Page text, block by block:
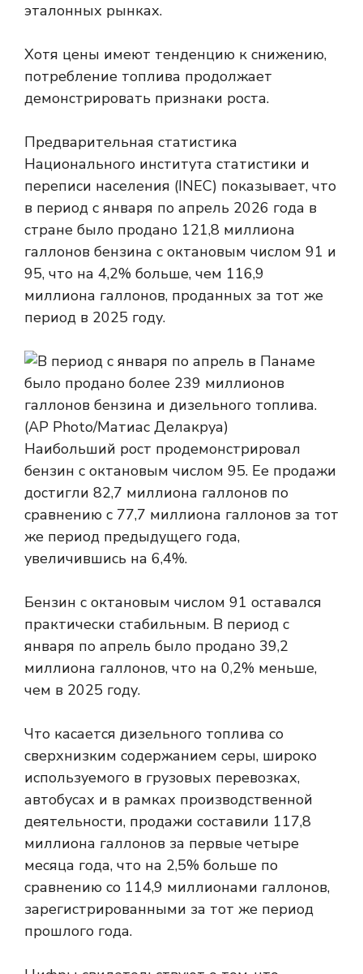
эталонных рынках.
Хотя цены имеют тенденцию к снижению,
потребление топлива продолжает
демонстрировать признаки роста.
Предварительная статистика
Национального института статистики и
переписи населения (INEC) показывает, что
в период с января по апрель 2026 года в
стране было продано 121,8 миллиона
галлонов бензина с октановым числом 91 и
95, что на 4,2% больше, чем 116,9
миллиона галлонов, проданных за тот же
период в 2025 году.
Наибольший рост продемонстрировал
бензин с октановым числом 95. Ее продажи
достигли 82,7 миллиона галлонов по
сравнению с 77,7 миллиона галлонов за тот
же период предыдущего года,
увеличившись на 6,4%.
Бензин с октановым числом 91 оставался
практически стабильным. В период с
января по апрель было продано 39,2
миллиона галлонов, что на 0,2% меньше,
чем в 2025 году.
Что касается дизельного топлива со
сверхнизким содержанием серы, широко
используемого в грузовых перевозках,
автобусах и в рамках производственной
деятельности, продажи составили 117,8
миллиона галлонов за первые четыре
месяца года, что на 2,5% больше по
сравнению со 114,9 миллионами галлонов,
зарегистрированными за тот же период
прошлого года.